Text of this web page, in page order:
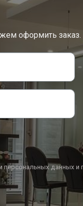
оформить заказ.
данных и